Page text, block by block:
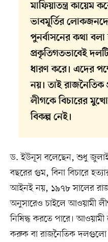
মাফিয়াতন্ত্র কায়েম
ভাবমূর্তির
পুনর্বাসনের কথা বলা
প্রকৃতিগতভাবেই
ধারণ করে। এদের
নয়। তাই রাজনৈতিক
লীগকে বিচারের
বিকল্প নেই।
ড. ইউনূস বলেছেন, শুধু জুলাই
বছরের গুম, বিনা বিচারে
আইনই নয়, ১৯৭৮ সালের
অনুসারেও চাইলে আওয়ামী
নিষিদ্ধ করতে পারে।
করুক বা রাজনৈতিক দলগুলো